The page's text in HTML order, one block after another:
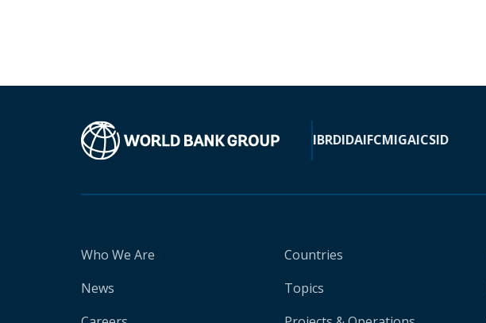
IBRDIDAIFCMIGAICSID
Who We Are
News
Countries
Topics